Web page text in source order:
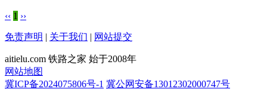
‹‹ 1 ››
免责声明 | 关于我们 | 网站提交
aitielu.com 铁路之家 始于2008年
网站地图
冀ICP备2024075806号-1 冀公网安备13012302000747号